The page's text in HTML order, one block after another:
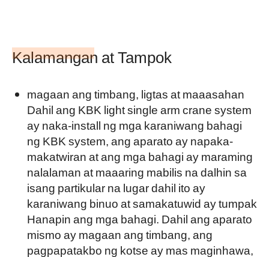
Kalamangan at Tampok
magaan ang timbang, ligtas at maaasahan
Dahil ang KBK light single arm crane system
ay naka-install ng mga karaniwang bahagi
ng KBK system, ang aparato ay napaka-
makatwiran at ang mga bahagi ay maraming
nalalaman at maaaring mabilis na dalhin sa
isang partikular na lugar dahil ito ay
karaniwang binuo at samakatuwid ay tumpak
Hanapin ang mga bahagi. Dahil ang aparato
mismo ay magaan ang timbang, ang
pagpapatakbo ng kotse ay mas maginhawa,